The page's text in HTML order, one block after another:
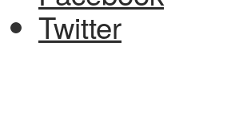
Twitter